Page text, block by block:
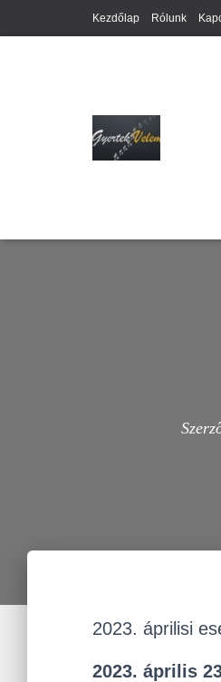
Kezdőlap Rólunk
2023. áprilisi
2023. április